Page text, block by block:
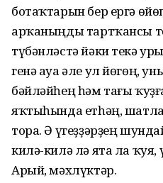
ботаҡтарын бер ергә
арҡаныңды тартҡансы
түбәнләстә йәки текә
генә ауа әле ул йөгөң,
бәйләйһең һәм тағы
яҡтыһында етһәң,
тора. Ә үгеҙҙәрҙең
килә-килә лә ята ла
Арый, мәхлүктәр.